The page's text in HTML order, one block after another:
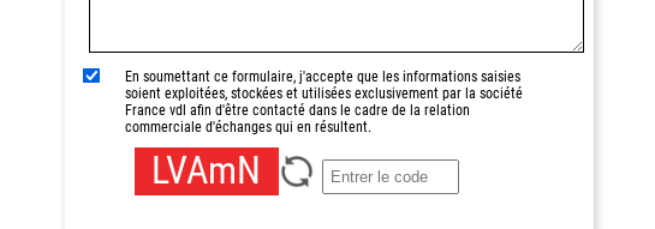
En soumettant ce formulaire, j'accepte que les informations saisies
soient exploitées, stockées et utilisées exclusivement par la société
France vdl afin d'être contacté dans le cadre de la relation
commerciale d'échanges qui en résultent.
LVAmN